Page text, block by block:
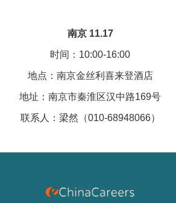
南京 11.17
时间：10:00-16:00
地点：南京金丝利喜来登酒店
地址：南京市秦淮区汉中路169号
联系人：梁然（010-68948066）